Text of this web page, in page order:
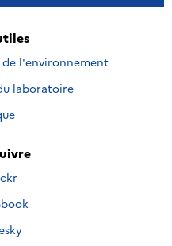
l'environnement
laboratoire